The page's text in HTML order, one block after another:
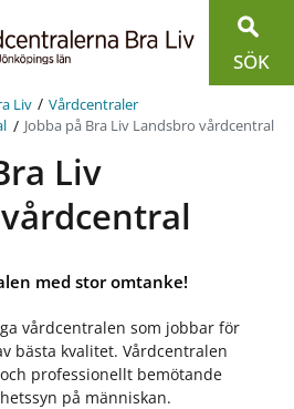
SÖK
Liv / Vårdcentraler
/ Jobba på Bra Liv Landsbro vårdcentral
Liv
med stor omtanke!
vårdcentralen som jobbar för
bästa kvalitet. Vårdcentralen
professionellt bemötande
på människan.